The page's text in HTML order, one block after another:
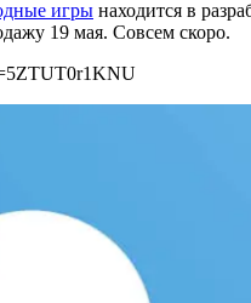
игры находится в
19 мая. Совсем скоро.